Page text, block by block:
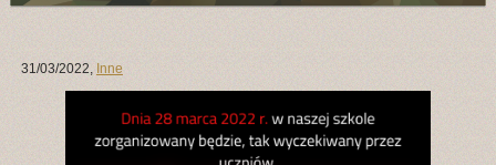
31/03/2022, Inne